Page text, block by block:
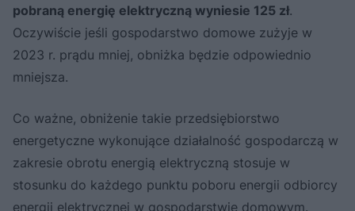
pobraną energię elektryczną wyniesie 125 zł.
Oczywiście jeśli gospodarstwo domowe zużyje w
2023 r. prądu mniej, obniżka będzie odpowiednio
mniejsza.
Co ważne, obniżenie takie przedsiębiorstwo
energetyczne wykonujące działalność gospodarczą w
zakresie obrotu energią elektryczną stosuje w
stosunku do każdego punktu poboru energii odbiorcy
energii elektrycznej w gospodarstwie domowym.